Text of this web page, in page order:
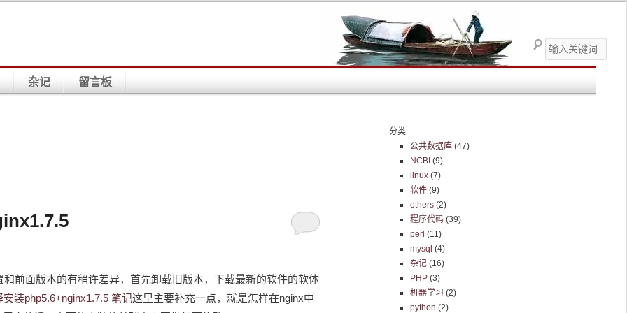
杂记
留言板
前面版本的有稍许差异，首先卸载旧版本，下载最新的软件的软体
装php5.6+nginx1.7.5 笔记这里主要补充一点，就是怎样在nginx中
分类
公共数据库(47)
NCBI (9)
linux(7)
软件(9)
others(2)
程序代码(39)
perl (11)
mysql (4)
杂记(16)
PHP(3)
机器学习 (2)
python (2)